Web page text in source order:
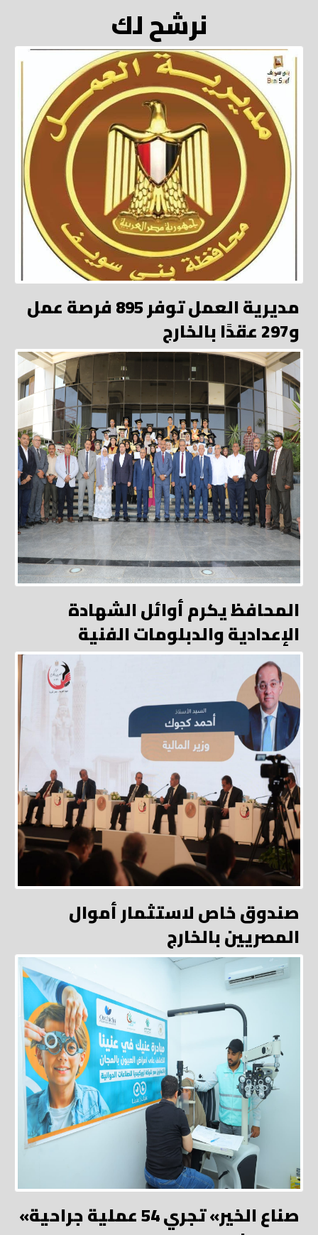
نرشح لك
مديرية العمل توفر 895 فرصة عمل
و297 عقدًا بالخارج
المحافظ يكرم أوائل الشهادة
الإعدادية والدبلومات الفنية
صندوق خاص لاستثمار أموال
المصريين بالخارج
«صناع الخير» تجري 54 عملية جراحية